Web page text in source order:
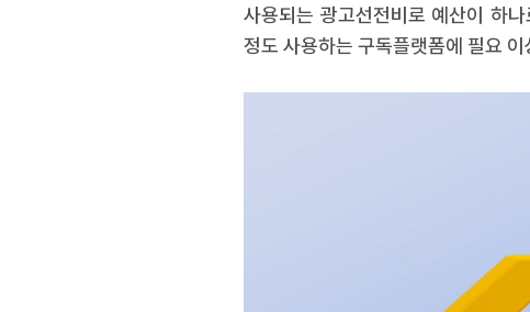
사용되는 광고선전비로 예산이 하
정도 사용하는 구독플랫폼에 필요